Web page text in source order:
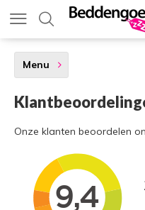
Menu
Onze klanten beoordelen